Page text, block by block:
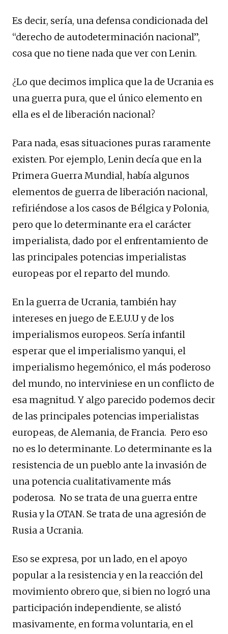
Es decir, sería, una defensa condicionada del
“derecho de autodeterminación nacional”,
cosa que no tiene nada que ver con Lenin.
¿Lo que decimos implica que la de Ucrania es
una guerra pura, que el único elemento en
ella es el de liberación nacional?
Para nada, esas situaciones puras raramente
existen. Por ejemplo, Lenin decía que en la
Primera Guerra Mundial, había algunos
elementos de guerra de liberación nacional,
refiriéndose a los casos de Bélgica y Polonia,
pero que lo determinante era el carácter
imperialista, dado por el enfrentamiento de
las principales potencias imperialistas
europeas por el reparto del mundo.
En la guerra de Ucrania, también hay
intereses en juego de E.E.U.U y de los
imperialismos europeos. Sería infantil
esperar que el imperialismo yanqui, el
imperialismo hegemónico, el más poderoso
del mundo, no interviniese en un conflicto de
esa magnitud. Y algo parecido podemos decir
de las principales potencias imperialistas
europeas, de Alemania, de Francia. Pero eso
no es lo determinante. Lo determinante es la
resistencia de un pueblo ante la invasión de
una potencia cualitativamente más
poderosa. No se trata de una guerra entre
Rusia y la OTAN. Se trata de una agresión de
Rusia a Ucrania.
Eso se expresa, por un lado, en el apoyo
popular a la resistencia y en la reacción del
movimiento obrero que, si bien no logró una
participación independiente, se alistó
masivamente, en forma voluntaria, en el